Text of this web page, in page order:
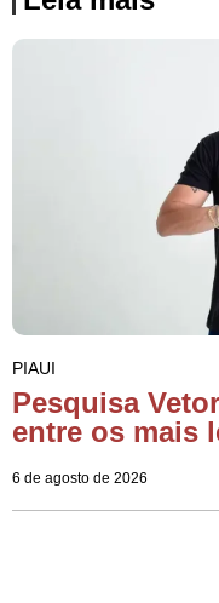
PIAUI
Pesquisa
entre os mais
6 de agosto de 2026